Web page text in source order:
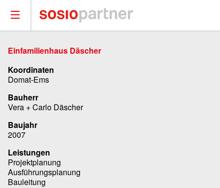
Einfamilienhaus Däscher
Koordinaten
Domat-Ems
Bauherr
Vera + Carlo Däscher
Baujahr
2007
Leistungen
Projektplanung
Ausführungsplanung
Bauleitung